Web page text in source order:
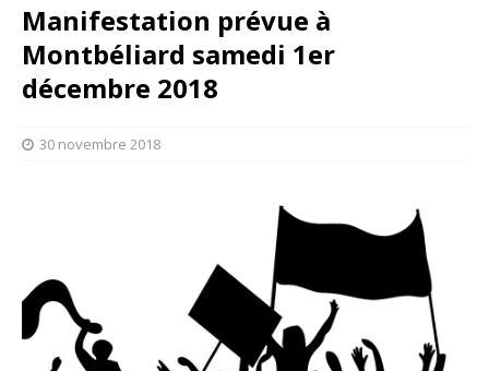
Manifestation prévue à
Montbéliard samedi 1er
décembre 2018
30 novembre 2018